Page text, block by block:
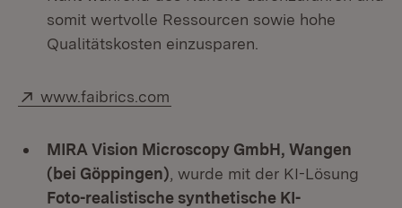
somit wertvolle Ressourcen sowie hohe
Qualitätskosten einzusparen.
Extern:
www.faibrics.com
MIRA Vision Microscopy GmbH, Wangen
(bei Göppingen) , wurde mit der KI-Lösung
Foto-realistische synthetische KI-